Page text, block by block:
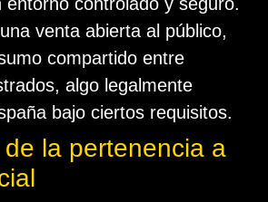
venta abierta al público,
compartido entre
algo legalmente
bajo ciertos requisitos.
la pertenencia a